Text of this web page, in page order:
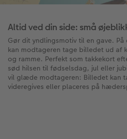
Altid ved din side: små
Gør dit yndlingsmotiv til en gave.
kan modtageren tage billedet ud
og ramme. Perfekt som takkekort
sød hilsen til fødselsdag, jul eller
vil glæde modtageren: Billedet kan
videregives eller placeres på